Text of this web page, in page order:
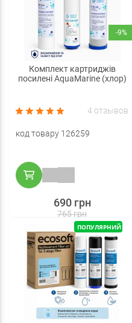
-9%
Комплект картриджів
посилені AquaMarine (хлор)
4 отзывов
код товару 126259
765 грн
690 грн
ПОПУЛЯРНИЙ